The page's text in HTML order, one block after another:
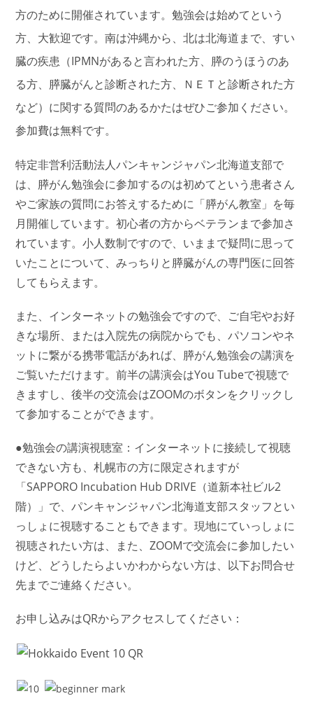
方のために開催されています。勉強会は始めてという
方、大歓迎です。南は沖縄から、北は北海道まで、すい
臓の疾患（IPMNがあると言われた方、膵のうほうのあ
る方、膵臓がんと診断された方、ＮＥＴと診断された方
など）に関する質問のあるかたはぜひご参加ください。
参加費は無料です。
特定非営利活動法人パンキャンジャパン北海道支部で
は、膵がん勉強会に参加するのは初めてという患者さん
やご家族の質問にお答えするために 「膵がん教室」を毎
月開催しています。初心者の方からベテランまで参加さ
れています。小人数制ですので、いままで疑問に思って
いたことについて、みっちりと膵臓がんの専門医に回答
してもらえます。
また、インターネットの勉強会ですので、ご自宅やお好
きな場所、または入院先の病院からでも、パソコンやネ
ットに繋がる携帯電話があれば、膵がん勉強会の講演を
ご覧いただけます。前半の講演会はYou Tubeで視聴で
きますし、後半の交流会はZOOMのボタンをクリックし
て参加することができます。
●勉強会の講演視聴室：インターネットに接続して視聴
できない方も、札幌市の方に限定されますが
「SAPPORO Incubation Hub DRIVE（道新本社ビル2
階）」で、パンキャンジャパン北海道支部スタッフとい
っしょに視聴することもできます。現地にていっしょに
視聴されたい方は、また、ZOOMで交流会に参加したい
けど、どうしたらよいかわからない方は、以下お問合せ
先までご連絡ください。
お申し込みはQRからアクセスしてください：